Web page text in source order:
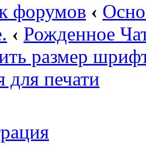
форумов ‹
‹ Рожденное
размер
для печати